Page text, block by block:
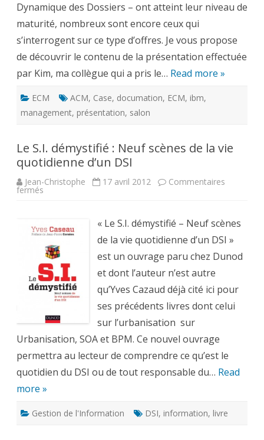
Dynamique des Dossiers – ont atteint leur niveau de
maturité, nombreux sont encore ceux qui
s’interrogent sur ce type d’offres. Je vous propose
de découvrir le contenu de la présentation effectuée
par Kim, ma collègue qui a pris le… Read more »
ECM ACM, Case, documation, ECM, ibm,
management, présentation, salon
Le S.I. démystifié : Neuf scènes de la vie
quotidienne d’un DSI
Jean-Christophe 17 avril 2012 Commentaires
fermés
Neuf
scènes
de
la
vie
quotidienne
d’un
DSI
« Le S.I. démystifié – Neuf scènes
de la vie quotidienne d’un DSI »
est un ouvrage paru chez Dunod
et dont l’auteur n’est autre
qu’Yves Cazaud déjà cité ici pour
ses précédents livres dont celui
sur l’urbanisation sur
Urbanisation, SOA et BPM. Ce nouvel ouvrage
permettra au lecteur de comprendre ce qu’est le
quotidien du DSI ou de tout responsable du… Read
more »
Gestion de l'Information DSI, information, livre